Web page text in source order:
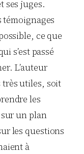
ses juges.
témoignages
ce que
s’est passé
L’auteur
très utiles, soit
les
un plan
les questions
à